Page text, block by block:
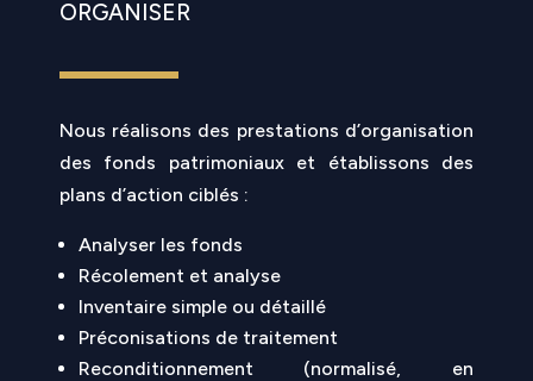
ORGANISER
Nous réalisons des prestations d’organisation
des fonds patrimoniaux et établissons des
plans d’action ciblés :
Analyser les fonds
Récolement et analyse
Inventaire simple ou détaillé
Préconisations de traitement
Reconditionnement (normalisé, en